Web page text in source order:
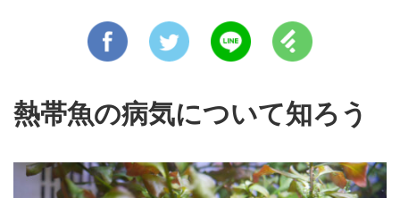
熱帯魚の病気について知ろう